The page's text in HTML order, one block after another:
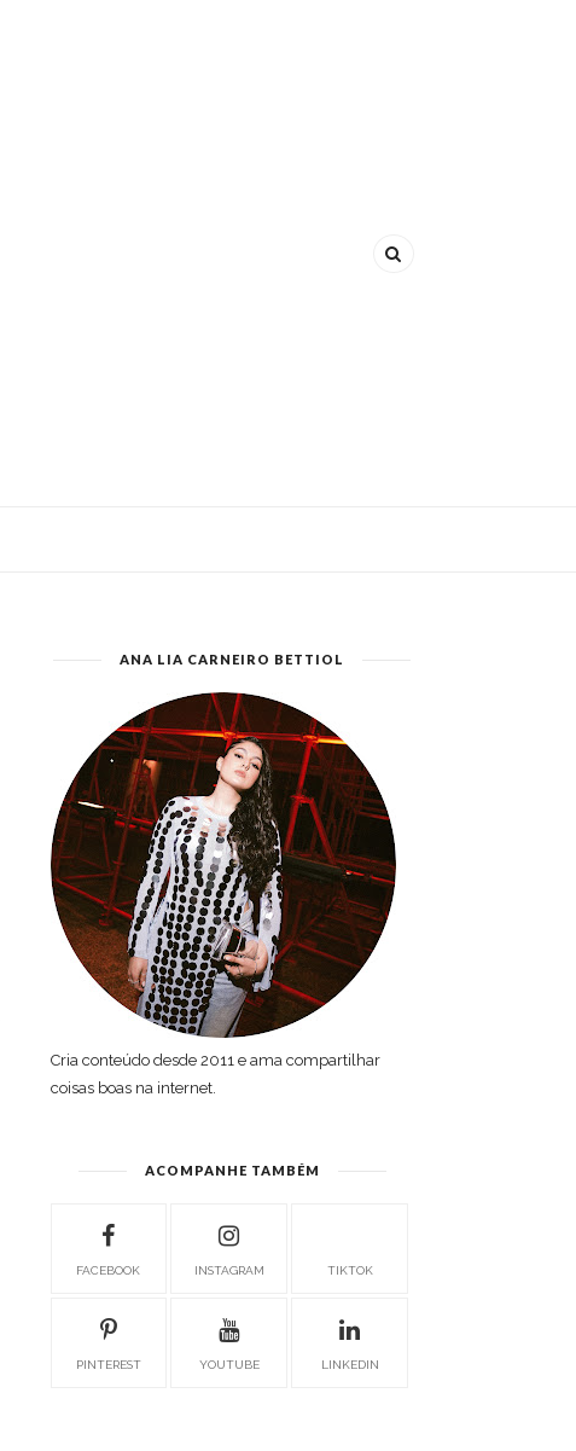
ANA LIA CARNEIRO BETTIOL
Cria conteúdo desde 2011 e ama compartilhar
coisas boas na internet.
ACOMPANHE TAMBÉM
FACEBOOK INSTAGRAM TIKTOK
PINTEREST YOUTUBE LINKEDIN